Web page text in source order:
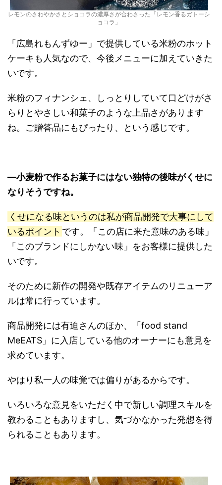
レモンのさわやかさとショコラの濃厚さが合わさった「レモン香るガトーシ
ョコラ」
「広島れもんずゆー」で提供している米粉のホット
ケーキも人気なので、今後メニューに加えていきた
いです。
米粉のフィナンシェ、しっとりしていて口どけがさ
らりとやさしい和菓子のような上品さがあります
ね。ご贈答品にもぴったり、という感じです。
―小麦粉で作るお菓子にはない独特の後味がくせに
なりそうですね。
くせになる味というのは私が商品開発で大事にして
いるポイント です。「この店に来た意味のある味」
「このブランドにしかない味」をお客様に提供した
いです。
そのために新作の開発や既存アイテムのリニューア
ルは常に行っています。
商品開発には有迫さんのほか、「food stand
MeEATS」に入店している他のオーナーにも意見を
求めています。
やはり私一人の味覚では偏りがあるからです。
いろいろな意見をいただく中で新しい調理スキルを
教わることもありますし、気づかなかった発想を得
られることもあります。